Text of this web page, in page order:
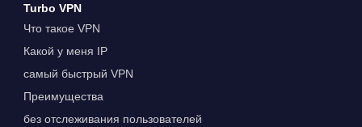
Turbo VPN
Что такое VPN
Какой у меня IP
самый быстрый VPN
Преимущества
без отслеживания пользователей